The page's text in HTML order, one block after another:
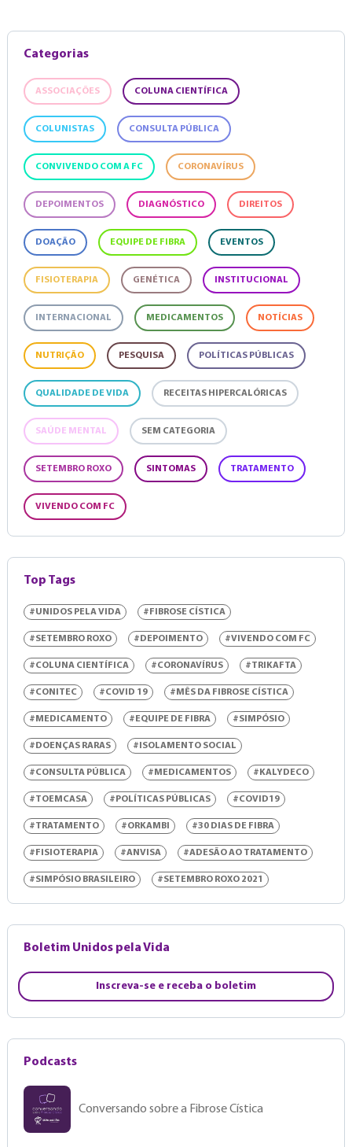
Categorias
ASSOCIAÇÕES COLUNA CIENTÍFICA
COLUNISTAS CONSULTA PÚBLICA
CONVIVENDO COM A FC CORONAVÍRUS
DEPOIMENTOS DIAGNÓSTICO DIREITOS
DOAÇÃO EQUIPE DE FIBRA EVENTOS
FISIOTERAPIA GENÉTICA INSTITUCIONAL
INTERNACIONAL MEDICAMENTOS NOTÍCIAS
NUTRIÇÃO PESQUISA POLÍTICAS PÚBLICAS
QUALIDADE DE VIDA RECEITAS HIPERCALÓRICAS
SAÚDE MENTAL SEM CATEGORIA
SETEMBRO ROXO SINTOMAS TRATAMENTO
VIVENDO COM FC
Top Tags
#UNIDOS PELA VIDA #FIBROSE CÍSTICA
#SETEMBRO ROXO #DEPOIMENTO #VIVENDO COM FC
#COLUNA CIENTÍFICA #CORONAVÍRUS #TRIKAFTA
#CONITEC #COVID 19 #MÊS DA FIBROSE CÍSTICA
#MEDICAMENTO #EQUIPE DE FIBRA #SIMPÓSIO
#DOENÇAS RARAS #ISOLAMENTO SOCIAL
#CONSULTA PÚBLICA #MEDICAMENTOS #KALYDECO
#TOEMCASA #POLÍTICAS PÚBLICAS #COVID19
#TRATAMENTO #ORKAMBI #30 DIAS DE FIBRA
#FISIOTERAPIA #ANVISA #ADESÃO AO TRATAMENTO
#SIMPÓSIO BRASILEIRO #SETEMBRO ROXO 2021
Boletim Unidos pela Vida
Inscreva-se e receba o boletim
Podcasts
Conversando sobre a Fibrose Cística